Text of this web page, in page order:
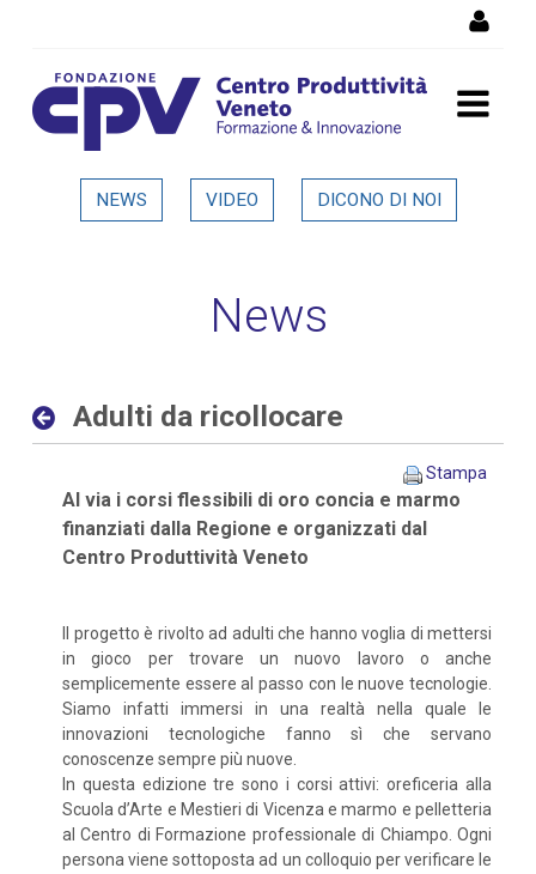
Adulti da ricollocare -
NEWS VIDEO DICONO DI NOI
News
Adulti da ricollocare
Stampa
Al via i corsi flessibili di oro concia e marmo
finanziati dalla Regione e organizzati dal
Centro Produttività Veneto
Il progetto è rivolto ad adulti che hanno voglia di mettersi
in gioco per trovare un nuovo lavoro o anche
semplicemente essere al passo con le nuove tecnologie.
Siamo infatti immersi in una realtà nella quale le
innovazioni tecnologiche fanno sì che servano
conoscenze sempre più nuove.
In questa edizione tre sono i corsi attivi: oreficeria alla
Scuola d’Arte e Mestieri di Vicenza e marmo e pelletteria
al Centro di Formazione professionale di Chiampo. Ogni
persona viene sottoposta ad un colloquio per verificare le